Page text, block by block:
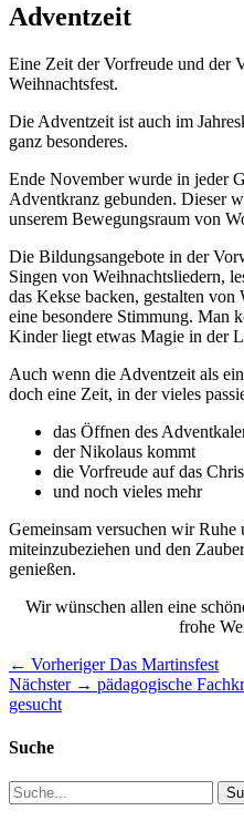
Adventzeit
Eine Zeit der Vorfreude und der
Weihnachtsfest.
Die Adventzeit ist auch im
ganz besonderes.
Ende November wurde in jeder
Adventkranz gebunden. Dieser
unserem Bewegungsraum von
Die Bildungsangebote in der
Singen von Weihnachtsliedern,
das Kekse backen, gestalten von
eine besondere Stimmung. Man
Kinder liegt etwas Magie in der
Auch wenn die Adventzeit als
doch eine Zeit, in der vieles
das Öffnen des
der Nikolaus kommt
die Vorfreude auf das
und noch vieles mehr
Gemeinsam versuchen wir
miteinzubeziehen und den
genießen.
Wir wünschen allen eine
frohe
Beitragsnavigation
← Vorheriger Vorheriger
Beitrag:
Das Martinsfest
Nächster → Nächster
pädagogische
gesucht
Suche
Suchen
nach: